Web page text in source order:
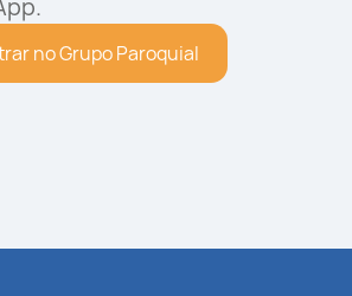
no Grupo Paroquial